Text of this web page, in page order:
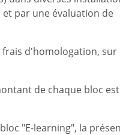
par une évaluation de
frais d'homologation, sur
de chaque bloc
"E-learning", la